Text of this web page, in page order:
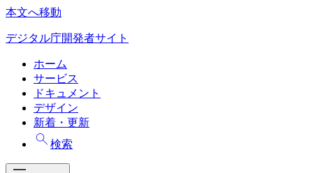
本文へ移動
デジタル庁開発者サイト
ホーム
サービス
ドキュメント
デザイン
新着・更新
検索